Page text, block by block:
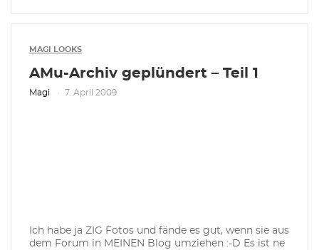
MAGI LOOKS
AMu-Archiv geplündert – Teil 1
Magi 7. April 2009
Ich habe ja ZIG Fotos und fände es gut, wenn sie aus
dem Forum in MEINEN Blog umziehen :-D Es ist ne